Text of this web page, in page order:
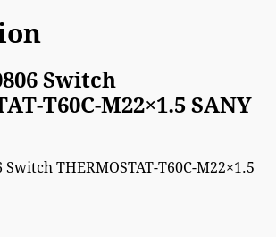
Switch
T60C-M22×1.5 SANY